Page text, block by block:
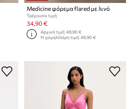
Medicine φόρεμα flared με λινό
Τρέχουσα τιμή:
34,90 €
Αρχική τιμή:49,90 €
Η χαμηλότερη τιμή:49,90 €